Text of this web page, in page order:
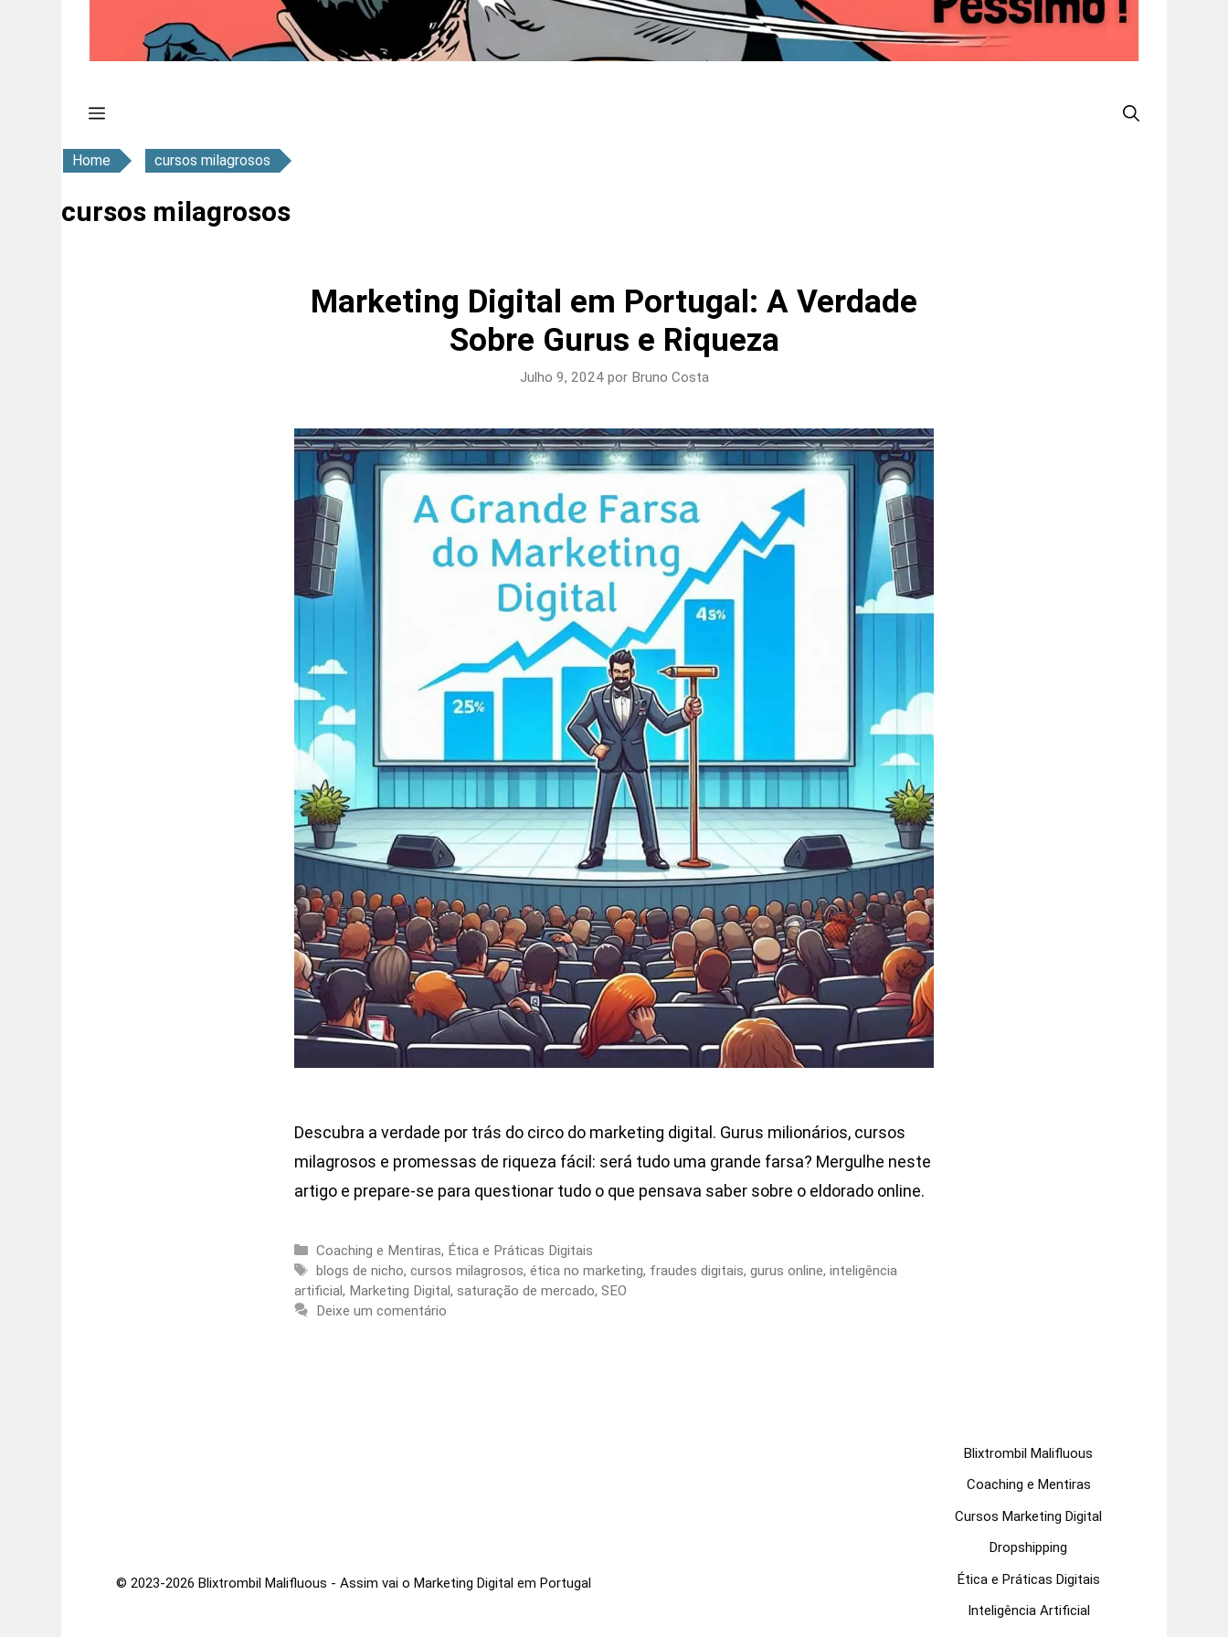
Home cursos milagrosos
cursos milagrosos
Marketing Digital em Portugal: A Verdade
Sobre Gurus e Riqueza
Julho 9, 2024 por Bruno Costa
Descubra a verdade por trás do circo do marketing digital. Gurus milionários, cursos
milagrosos e promessas de riqueza fácil: será tudo uma grande farsa? Mergulhe neste
artigo e prepare-se para questionar tudo o que pensava saber sobre o eldorado online.
Categorias
Coaching e Mentiras, Ética e Práticas Digitais
Etiquetas
blogs de nicho,cursos milagrosos,ética no marketing, fraudes digitais,gurus online,inteligência
artificial, Marketing Digital, saturação de mercado, SEO
Deixe um comentário
Blixtrombil Malifluous
Coaching e Mentiras
Cursos Marketing Digital
Dropshipping
Ética e Práticas Digitais
Inteligência Artificial
© 2023-2026 Blixtrombil Malifluous - Assim vai o Marketing Digital em Portugal